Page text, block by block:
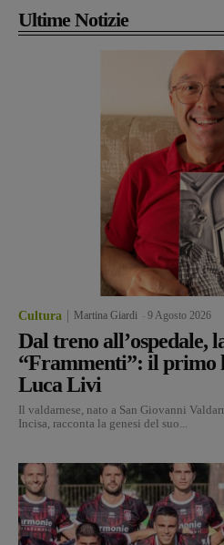
Ultime Notizie
Cultura Martina Giardi 9 Agosto 2026
Dal treno all’ospedale,
“Frammenti”: il primo
Luca Livi
Il valdarnese, nato a San Giovanni
Incisa, racconta la genesi del suo...